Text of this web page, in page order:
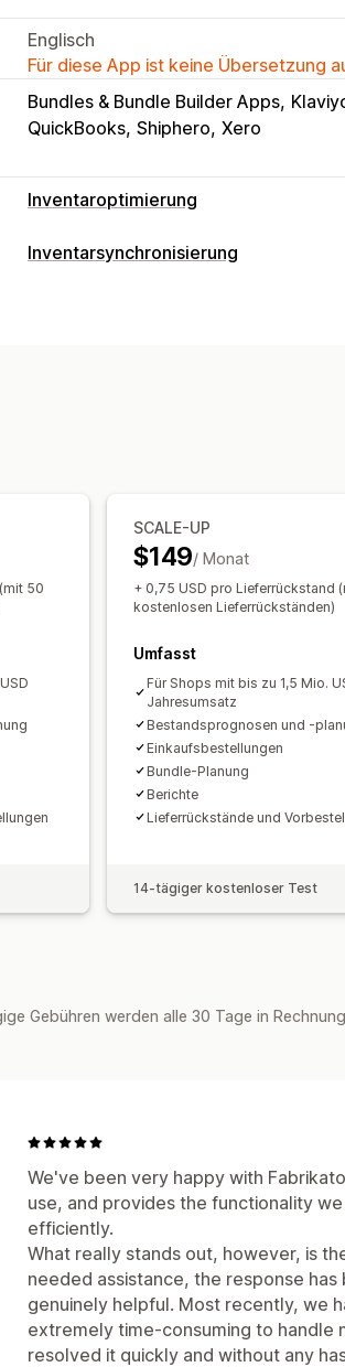
Englisch
Für diese App ist keine Übersetzung
Bundles & Bundle Builder Apps
QuickBooks Shiphero Xero
Inventaroptimierung
Inventarmanagement
Automatische Verarbeitung
Benachrichtigungen und Analysen
Benachrichtigungen über Bestand,
"Wieder auf Lager"-
Benachrichtigungen über nicht
Schwellenwertwarnungen
E-Mail-Benachrichtigungen
Inventarsynchronisierung
Benutzerdefinierte
Historische Berichte
Benachrichtigungen über niedrige
Datenimport und -export
50
SCALE-UP
$149/ Monat
+ 0,75 USD pro Lieferrückstand
kostenlosen Lieferrückständen)
Umfasst
Für Shops mit bis zu 1,5 Mio.
Jahresumsatz
Bestandsprognosen und -
Einkaufsbestellungen
Bundle-Planung
Berichte
Lieferrückstände und
14-tägiger kostenloser Test
Gebühren werden alle 30 Tage in
We've been very happy with
use, and provides the functionality
efficiently.
What really stands out, however, is
needed assistance, the response
genuinely helpful. Most recently, we
extremely time-consuming to handle
resolved it quickly and without any